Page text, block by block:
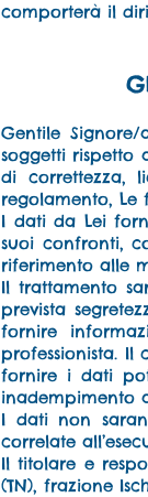
comporterà il
Gentile
soggetti rispetto
di correttezza,
regolamento, Le
I dati da Lei
suoi confronti,
riferimento alle
Il trattamento
prevista
fornire
professionista. Il
fornire i dati
inadempimento
I dati non
correlate
Il titolare e
(TN), frazione